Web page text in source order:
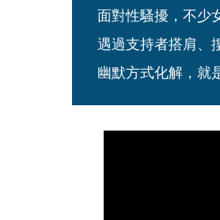
面對性騷擾，不少
遇過支持者搭肩、
幽默方式化解，就